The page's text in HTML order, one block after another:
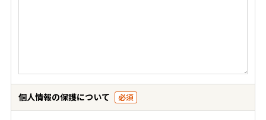
個人情報の保護について 必須